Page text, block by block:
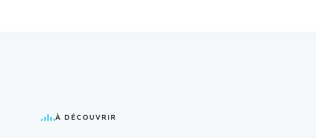
À DÉCOUVRIR